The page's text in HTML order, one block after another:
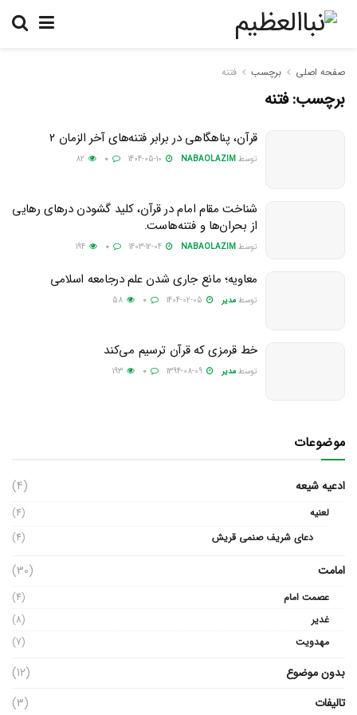
صفحه اصلی برچسب فتنه
برچسب:فتنه
قرآن، پناهگاهی در برابر فتنه‌های آخر الزمان ۲
توسط NABAOLAZIM
شناخت مقام امام در قرآن، کلید گشودن درهای رهایی
از بحران‌ها و فتنه‌هاست.
توسط NABAOLAZIM
معاویه؛ مانع جاری شدن علم درجامعه اسلامی
توسط مدیر
خط قرمزی که قرآن ترسیم می‌کند
توسط مدیر
موضوعات
ادعیه شیعه (4)
لعنیه
(4)
دعای شریف صنمی قریش
(4)
امامت (30)
عصمت امام
(4)
غدیر
(8)
مهدویت
(7)
بدون موضوع
(12)
تالیفات
(3)